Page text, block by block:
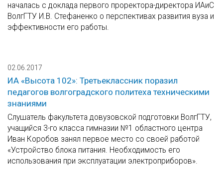
началась с доклада первого проректора-директора ИАиС
ВолгГТУ И.В. Стефаненко о перспективах развития вуза и
эффективности его работы.
02.06.2017
ИА «Высота 102»: Третьеклассник поразил
педагогов волгоградского политеха техническими
знаниями
Слушатель факультета довузовской подготовки ВолгГТУ,
учащийся 3-го класса гимназии №1 областного центра
Иван Коробов занял первое место со своей работой
«Устройство блока питания. Необходимость его
использования при эксплуатации электроприборов».